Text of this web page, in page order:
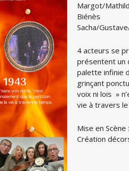
Margot/
Biénès
Sacha/
4 acteurs se
présentent un
palette infinie
grinçant
voix ni lois »
vie à travers
Mise en
Création